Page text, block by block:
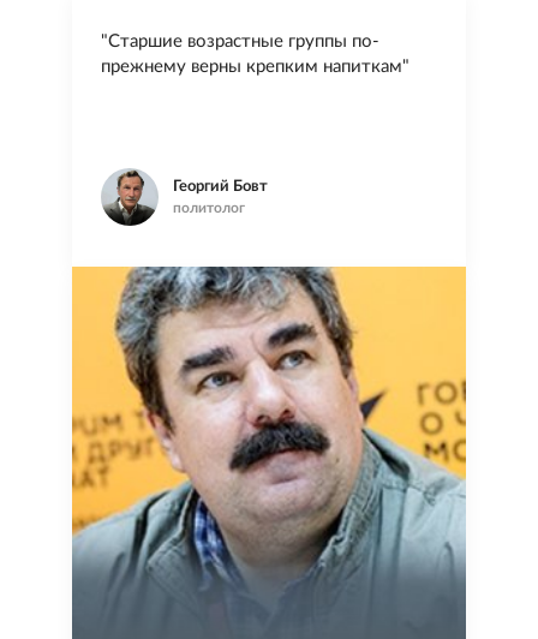
"Старшие возрастные группы по-
прежнему верны крепким напиткам"
Георгий Бовт
политолог